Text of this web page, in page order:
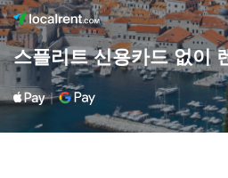
스플리트 신용카드 없이